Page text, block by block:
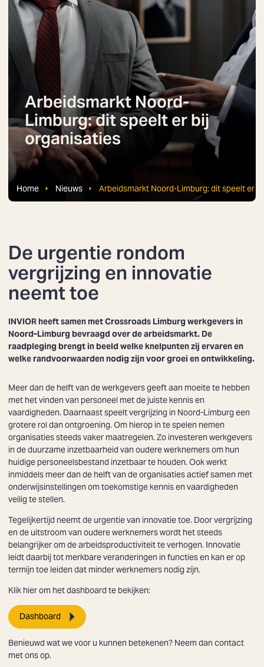
Arbeidsmarkt Noord-
Limburg: dit speelt er bij
organisaties
Home Nieuws Arbeidsmarkt Noord-Limburg: dit speelt er
De urgentie rondom
vergrijzing en innovatie
neemt toe
INVIOR heeft samen met Crossroads Limburg werkgevers in
Noord-Limburg bevraagd over de arbeidsmarkt. De
raadpleging brengt in beeld welke knelpunten zij ervaren en
welke randvoorwaarden nodig zijn voor groei en ontwikkeling.
Meer dan de helft van de werkgevers geeft aan moeite te hebben
met het vinden van personeel met de juiste kennis en
vaardigheden. Daarnaast speelt vergrijzing in Noord-Limburg een
grotere rol dan ontgroening. Om hierop in te spelen nemen
organisaties steeds vaker maatregelen. Zo investeren werkgevers
in de duurzame inzetbaarheid van oudere werknemers om hun
huidige personeelsbestand inzetbaar te houden. Ook werkt
inmiddels meer dan de helft van de organisaties actief samen met
onderwijsinstellingen om toekomstige kennis en vaardigheden
veilig te stellen.
Tegelijkertijd neemt de urgentie van innovatie toe. Door vergrijzing
en de uitstroom van oudere werknemers wordt het steeds
belangrijker om de arbeidsproductiviteit te verhogen. Innovatie
leidt daarbij tot merkbare veranderingen in functies en kan er op
termijn toe leiden dat minder werknemers nodig zijn.
Klik hier om het dashboard te bekijken:
Dashboard
Benieuwd wat we voor u kunnen betekenen? Neem dan contact
met ons op.